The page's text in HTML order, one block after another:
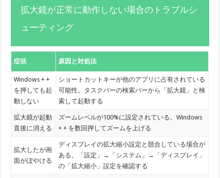
拡大鏡が正常に動作しない場合のトラブルシ
ューティング
症状 原因と対処法
Windows + +
を押しても起
動しない
ショートカットキーが他のアプリに占有されている
可能性。タスクバーの検索バーから「拡大鏡」と検
索して起動する
拡大鏡が起動
直後に消える
ズームレベルが100%に設定されている。Windows
+ + を数回押してズームを上げる
拡大したが画
面がぼやける
ディスプレイの拡大縮小設定と競合している場合が
ある。「設定」→「システム」→「ディスプレイ」
の「拡大縮小」設定を確認する